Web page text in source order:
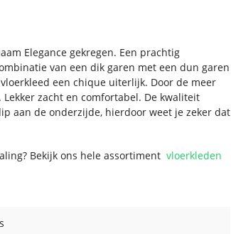
Elegance gekregen. Een prachtig
van een dik garen met een dun garen
een chique uiterlijk. Door de meer
zacht en comfortabel. De kwaliteit
aan de onderzijde, hierdoor weet je zeker dat
Bekijk ons hele assortimentvloerkleden